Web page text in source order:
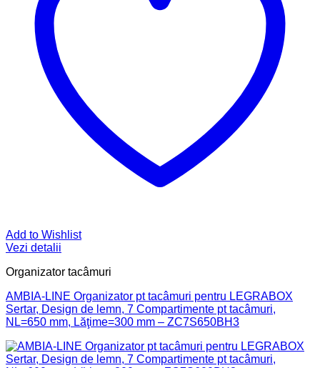
Add to Wishlist
Vezi detalii
Organizator tacâmuri
AMBIA-LINE Organizator pt tacâmuri pentru LEGRABOX
Sertar, Design de lemn, 7 Compartimente pt tacâmuri,
NL=650 mm, Lăţime=300 mm – ZC7S650BH3